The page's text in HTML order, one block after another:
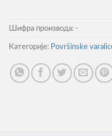
Шифра производа: -
Категорије: Površinske